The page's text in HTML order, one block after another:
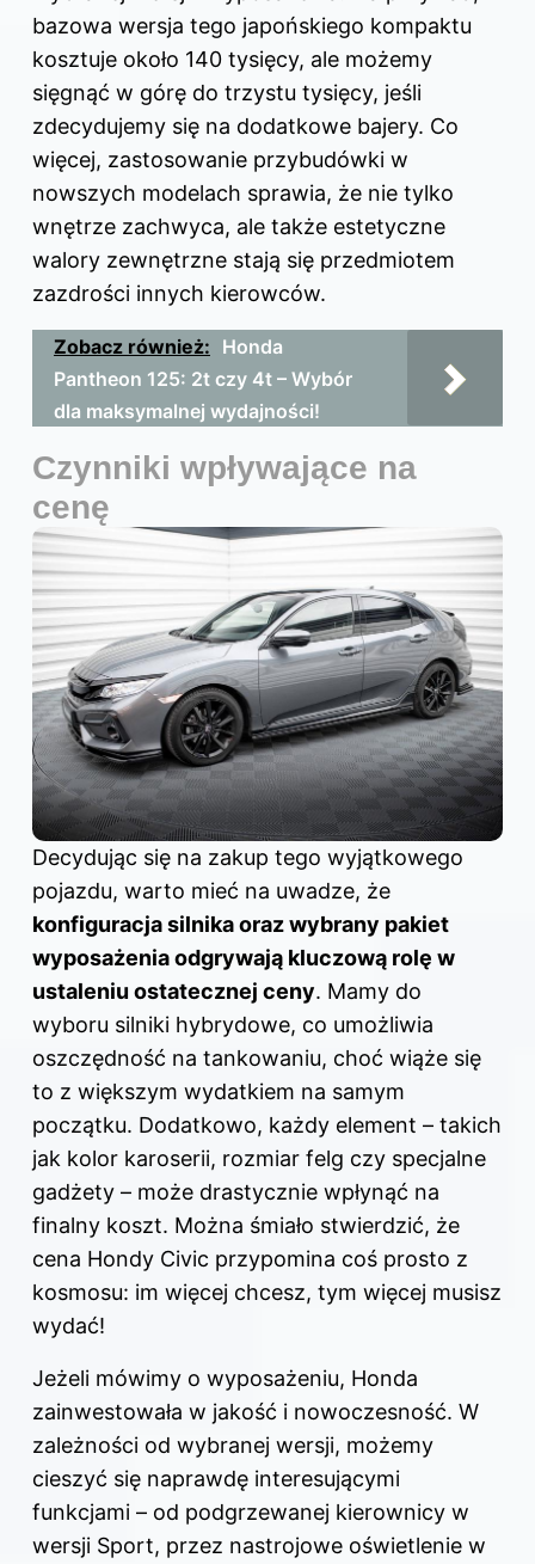
bazowa wersja tego japońskiego kompaktu
kosztuje około 140 tysięcy, ale możemy
sięgnąć w górę do trzystu tysięcy, jeśli
zdecydujemy się na dodatkowe bajery. Co
więcej, zastosowanie przybudówki w
nowszych modelach sprawia, że nie tylko
wnętrze zachwyca, ale także estetyczne
walory zewnętrzne stają się przedmiotem
zazdrości innych kierowców.
Zobacz również: Honda
Pantheon 125: 2t czy 4t – Wybór
dla maksymalnej wydajności!
Czynniki wpływające na
cenę
Decydując się na zakup tego wyjątkowego
pojazdu, warto mieć na uwadze, że
konfiguracja silnika oraz wybrany pakiet
wyposażenia odgrywają kluczową rolę w
ustaleniu ostatecznej ceny. Mamy do
wyboru silniki hybrydowe, co umożliwia
oszczędność na tankowaniu, choć wiąże się
to z większym wydatkiem na samym
początku. Dodatkowo, każdy element – takich
jak kolor karoserii, rozmiar felg czy specjalne
gadżety – może drastycznie wpłynąć na
finalny koszt. Można śmiało stwierdzić, że
cena Hondy Civic przypomina coś prosto z
kosmosu: im więcej chcesz, tym więcej musisz
wydać!
Jeżeli mówimy o wyposażeniu, Honda
zainwestowała w jakość i nowoczesność. W
zależności od wybranej wersji, możemy
cieszyć się naprawdę interesującymi
funkcjami – od podgrzewanej kierownicy w
wersji Sport, przez nastrojowe oświetlenie w